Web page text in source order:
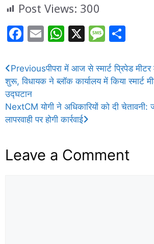
Post Views: 300
F
c
e
b
o
k
E
ai
l
W
at
s
A
p
X M
ss
a
g
e
ar
e
Previousपीपरा में आज से स्मार्ट प्रिपेड
शुरू, विधायक ने ब्लॉक कार्यालय में किया स्मार्ट
उद्घटान
NextCM योगी ने अधिकारियों को दी
लापरवाही पर होगी कार्रवाई
Leave a Comment